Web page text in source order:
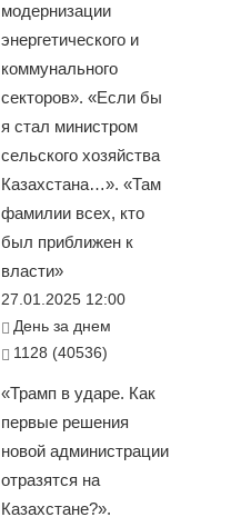
модернизации
энергетического и
коммунального
секторов». «Если бы
я стал министром
сельского хозяйства
Казахстана…». «Там
фамилии всех, кто
был приближен к
власти»
27.01.2025 12:00
День за днем
1128 (40536)
«Трамп в ударе. Как
первые решения
новой администрации
отразятся на
Казахстане?».